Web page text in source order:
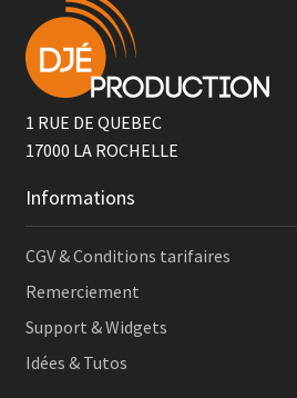
1 RUE DE QUEBEC
17000 LA ROCHELLE
Informations
CGV & Conditions tarifaires
Remerciement
Support & Widgets
Idées & Tutos